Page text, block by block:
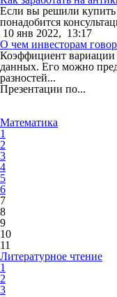
Если вы решили купить
понадобится
10 янв 2022, 13:17
О чем инвесторам
Коэффициент вариации
данных. Его можно
разностей...
Презентации по...
Математика
1
2
3
4
5
6
7
8
9
10
11
Литературное чтение
1
2
3